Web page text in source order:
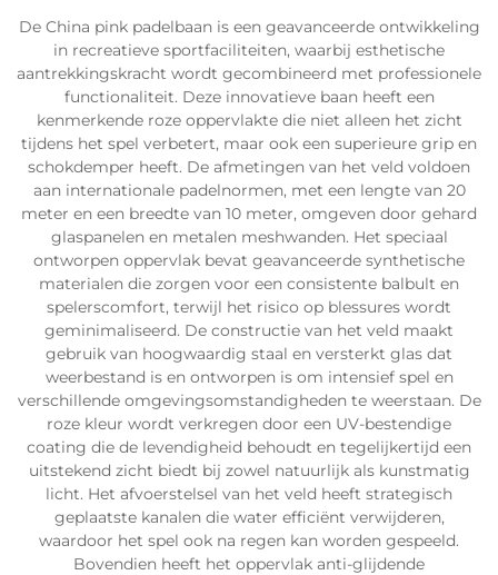
De China pink padelbaan is een geavanceerde ontwikkeling
in recreatieve sportfaciliteiten, waarbij esthetische
aantrekkingskracht wordt gecombineerd met professionele
functionaliteit. Deze innovatieve baan heeft een
kenmerkende roze oppervlakte die niet alleen het zicht
tijdens het spel verbetert, maar ook een superieure grip en
schokdemper heeft. De afmetingen van het veld voldoen
aan internationale padelnormen, met een lengte van 20
meter en een breedte van 10 meter, omgeven door gehard
glaspanelen en metalen meshwanden. Het speciaal
ontworpen oppervlak bevat geavanceerde synthetische
materialen die zorgen voor een consistente balbult en
spelerscomfort, terwijl het risico op blessures wordt
geminimaliseerd. De constructie van het veld maakt
gebruik van hoogwaardig staal en versterkt glas dat
weerbestand is en ontworpen is om intensief spel en
verschillende omgevingsomstandigheden te weerstaan. De
roze kleur wordt verkregen door een UV-bestendige
coating die de levendigheid behoudt en tegelijkertijd een
uitstekend zicht biedt bij zowel natuurlijk als kunstmatig
licht. Het afvoerstelsel van het veld heeft strategisch
geplaatste kanalen die water efficiënt verwijderen,
waardoor het spel ook na regen kan worden gespeeld.
Bovendien heeft het oppervlak anti-glijdende